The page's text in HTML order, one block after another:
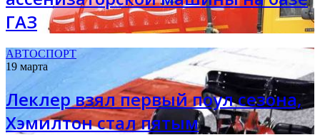
ГАЗ
АВТОСПОРТ
19 марта
Леклер взял первый поул сезона,
Хэмилтон стал пятым